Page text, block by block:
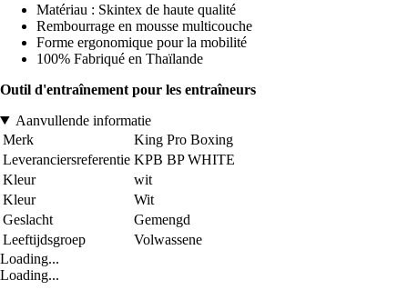
Matériau : Skintex de haute qualité
Rembourrage en mousse multicouche
Forme ergonomique pour la mobilité
100% Fabriqué en Thaïlande
Outil d'entraînement pour les entraîneurs
Aanvullende informatie
Merk
King Pro Boxing
Leveranciersreferentie KPB BP WHITE
Kleur
wit
Kleur
Wit
Geslacht
Gemengd
Leeftijdsgroep
Volwassene
Loading...
Loading...